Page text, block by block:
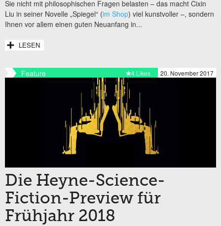
Sie nicht mit philosophischen Fragen belasten – das macht Cixin
Liu in seiner Novelle „Spiegel“ (im Shop) viel kunstvoller –, sondern
Ihnen vor allem einen guten Neuanfang in...
LESEN
Feature 20. November 2017
4 Likes
Die Heyne-Science-
Fiction-Preview für
Frühjahr 2018